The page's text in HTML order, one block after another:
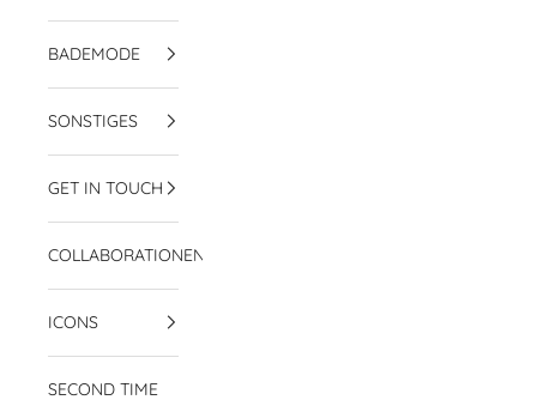
BADEMODE
SONSTIGES
GET IN TOUCH
COLLABORATIONEN
ICONS
SECOND TIME